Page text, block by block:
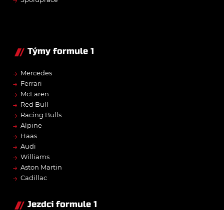
Týmy formule 1
→ Mercedes
→ Ferrari
→ McLaren
→ Red Bull
→ Racing Bulls
→ Alpine
→ Haas
→ Audi
→ Williams
→ Aston Martin
→ Cadillac
Jezdci formule 1